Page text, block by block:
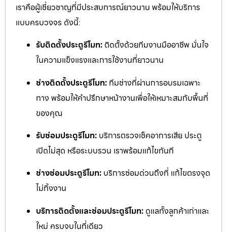
เราคือผู้เชี่ยวชาญที่มีประสบการณ์ยาวนาน พร้อมให้บริการ
แบบครบวงจร ดังนี้:
รับติดตั้งประตูรีโมท: ติดตั้งด้วยทีมงานมืออาชีพ มั่นใจ
ในความแข็งแรงและการใช้งานที่ยาวนาน
ช่างติดตั้งประตูรีโมท: ทีมช่างที่ผ่านการอบรมเฉพาะ
ทาง พร้อมให้คำปรึกษาหน้างานเพื่อให้เหมาะสมกับพื้นที่
ของคุณ
รับซ่อมประตูรีโมท: บริการตรวจเช็คอาการเสีย ประตู
เปิดไม่สุด หรือระบบรวน เราพร้อมแก้ไขทันที
ช่างซ่อมประตูรีโมท: บริการซ่อมด่วนถึงที่ แก้ไขตรงจุด
ไม่ทิ้งงาน
บริการติดตั้งและซ่อมประตูรีโมท: ดูแลทั้งลูกค้าเก่าและ
ใหม่ ครบจบในที่เดียว